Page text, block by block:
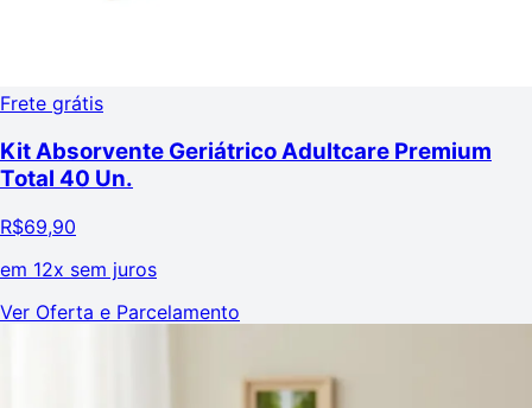
Frete grátis
Kit Absorvente Geriátrico Adultcare Premium
Total 40 Un.
R$69,90
em 12x sem juros
Ver Oferta e Parcelamento